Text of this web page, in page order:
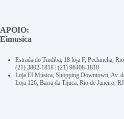
APOIO:
Eimusica
Estrada do Tindiba, 18 loja F, Pechincha,
(21) 3802-1818 | (21) 98408-1818
Loja EI Música, Shopping Downtown, Av.
Loja 126, Barra da Tijuca, Rio de Janeiro, RJ